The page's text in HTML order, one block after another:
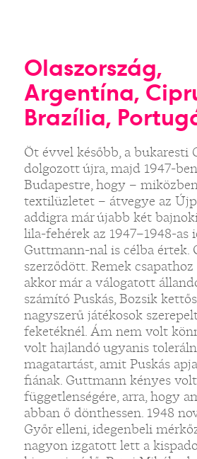
Olaszország,
Argentína,
Brazília,
Öt évvel később, a bukaresti
dolgozott újra, majd 1947-
Budapestre, hogy –
textilüzletet – átvegye az
addigra már újabb két
lila-fehérek az 1947–1948-as
Guttmann-nal is célba értek.
szerződött. Remek
akkor már a válogatott
számító Puskás, Bozsik
nagyszerű játékosok
feketéknél. Ám nem volt
volt hajlandó ugyanis
magatartást, amit Puskás
fiának. Guttmann kényes
függetlenségére, arra, hogy
abban ő dönthessen. 1948
Győr elleni, idegenbeli
nagyon izgatott lett a